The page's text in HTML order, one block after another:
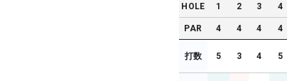
HOLE 1 2 3 4
PAR 4 4 4 4
打数 5 3 4 5